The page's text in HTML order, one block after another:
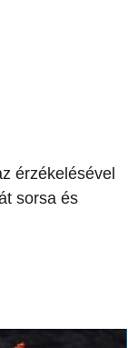
érzékelésével
sorsa és